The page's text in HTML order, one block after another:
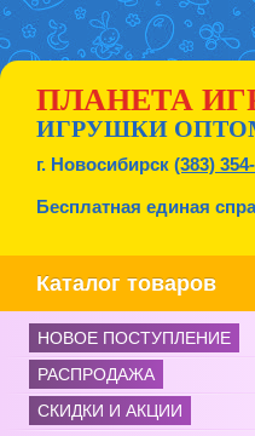
ПЛАНЕТА
ИГРУШКИ
г. Новосибирск (383)
Бесплатная единая
Каталог товаров
НОВОЕ ПОСТУПЛЕНИЕ
РАСПРОДАЖА
СКИДКИ И АКЦИИ